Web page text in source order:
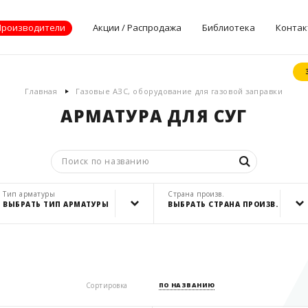
Акции / Распродажа Библиотека
Документы
Опросные листы
Дилерские
сертификаты
Главная Газовые АЗС, оборудование для газовой заправки
АРМАТУРА ДЛЯ СУГ
Тип арматуры
ВЫБРАТЬ ТИП АРМАТУРЫ
Страна произв.
ВЫБРАТЬ СТРАНА ПРОИЗВ.
Сортировка ПО НАЗВАНИЮ